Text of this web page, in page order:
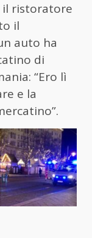
il ristoratore
il
auto ha
di
“Ero lì
e la